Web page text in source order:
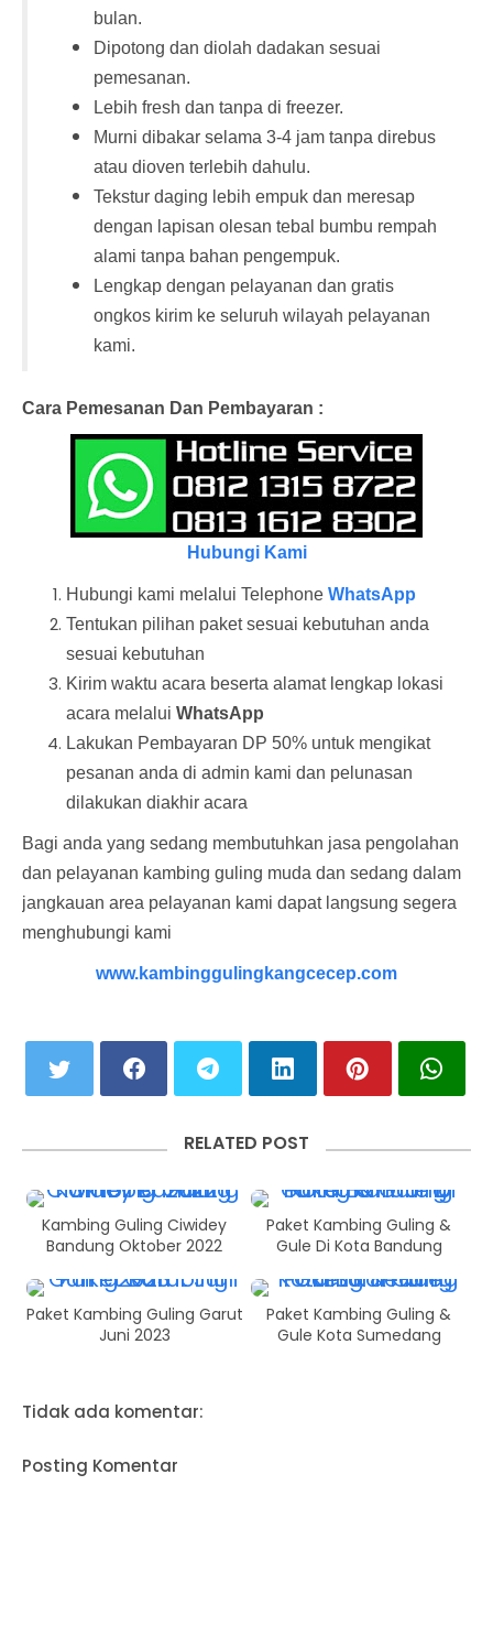
bulan.
Dipotong dan diolah dadakan sesuai
pemesanan.
Lebih fresh dan tanpa di freezer.
Murni dibakar selama 3-4 jam tanpa direbus
atau dioven terlebih dahulu.
Tekstur daging lebih empuk dan meresap
dengan lapisan olesan tebal bumbu rempah
alami tanpa bahan pengempuk.
Lengkap dengan pelayanan dan gratis
ongkos kirim ke seluruh wilayah pelayanan
kami.
Cara Pemesanan Dan Pembayaran :
Hubungi Kami
Hubungi kami melalui Telephone WhatsApp
Tentukan pilihan paket sesuai kebutuhan anda
sesuai kebutuhan
Kirim waktu acara beserta alamat lengkap lokasi
acara melalui WhatsApp
Lakukan Pembayaran DP 50% untuk mengikat
pesanan anda di admin kami dan pelunasan
dilakukan diakhir acara
Bagi anda yang sedang membutuhkan jasa pengolahan
dan pelayanan kambing guling muda dan sedang dalam
jangkauan area pelayanan kami dapat langsung segera
menghubungi kami
www.kambinggulingkangcecep.com
RELATED POST
Kambing Guling Ciwidey
Bandung Oktober 2022
Paket Kambing Guling &
Gule Di Kota Bandung
Paket Kambing Guling Garut
Juni 2023
Paket Kambing Guling &
Gule Kota Sumedang
Tidak ada komentar:
Posting Komentar